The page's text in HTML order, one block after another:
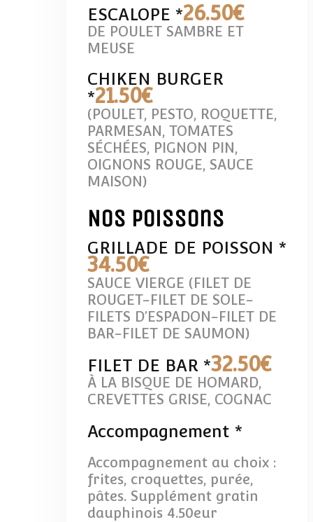
ESCALOPE *26.50€
DE POULET SAMBRE ET
MEUSE
CHIKEN BURGER
*21.50€
(POULET, PESTO, ROQUETTE,
PARMESAN, TOMATES
SÉCHÉES, PIGNON PIN,
OIGNONS ROUGE, SAUCE
MAISON)
Nos poissons
GRILLADE DE POISSON *
34.50€
SAUCE VIERGE (FILET DE
ROUGET-FILET DE SOLE-
FILETS D’ESPADON-FILET DE
BAR-FILET DE SAUMON)
FILET DE BAR *32.50€
À LA BISQUE DE HOMARD,
CREVETTES GRISE, COGNAC
Accompagnement *
Accompagnement au choix :
frites, croquettes, purée,
pâtes. Supplément gratin
dauphinois 4.50eur